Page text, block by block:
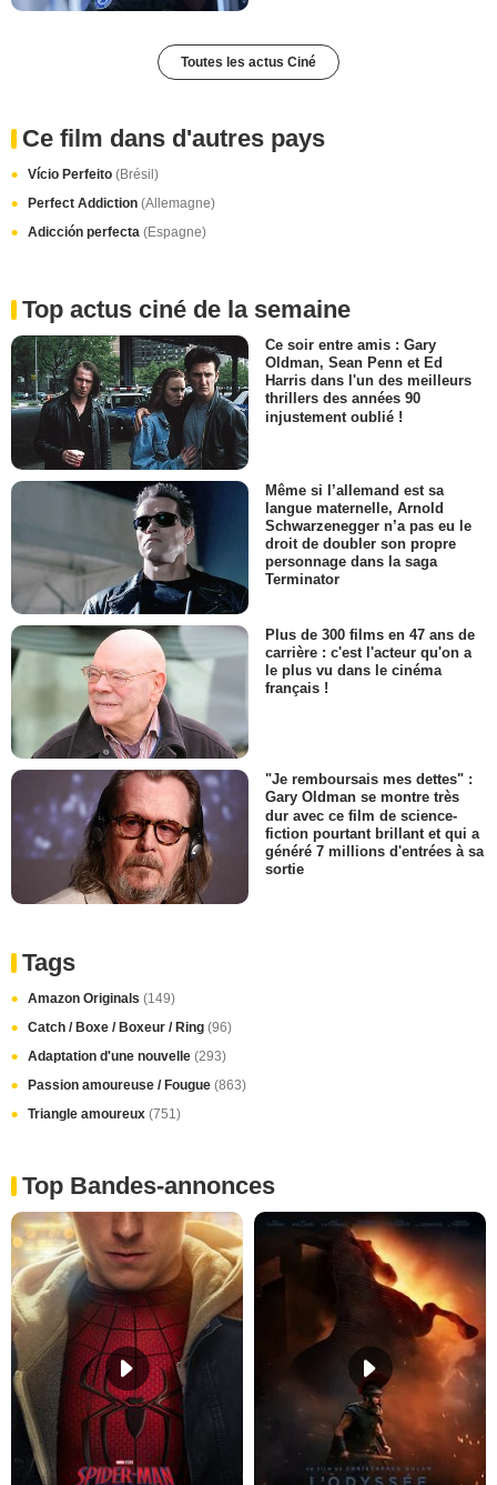
Toutes les actus Ciné
Ce film dans d'autres pays
Vício Perfeito (Brésil)
Perfect Addiction (Allemagne)
Adicción perfecta (Espagne)
Top actus ciné de la semaine
Ce soir entre amis : Gary
Oldman, Sean Penn et Ed
Harris dans l'un des meilleurs
thrillers des années 90
injustement oublié !
Même si l’allemand est sa
langue maternelle, Arnold
Schwarzenegger n’a pas eu le
droit de doubler son propre
personnage dans la saga
Terminator
Plus de 300 films en 47 ans de
carrière : c'est l'acteur qu'on a
le plus vu dans le cinéma
français !
"Je remboursais mes dettes" :
Gary Oldman se montre très
dur avec ce film de science-
fiction pourtant brillant et qui a
généré 7 millions d'entrées à sa
sortie
Tags
Amazon Originals (149)
Catch / Boxe / Boxeur / Ring (96)
Adaptation d'une nouvelle (293)
Passion amoureuse / Fougue (863)
Triangle amoureux (751)
Top Bandes-annonces